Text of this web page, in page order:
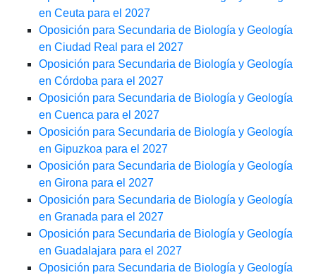
en Ceuta para el 2027
Oposición para Secundaria de Biología y Geología
en Ciudad Real para el 2027
Oposición para Secundaria de Biología y Geología
en Córdoba para el 2027
Oposición para Secundaria de Biología y Geología
en Cuenca para el 2027
Oposición para Secundaria de Biología y Geología
en Gipuzkoa para el 2027
Oposición para Secundaria de Biología y Geología
en Girona para el 2027
Oposición para Secundaria de Biología y Geología
en Granada para el 2027
Oposición para Secundaria de Biología y Geología
en Guadalajara para el 2027
Oposición para Secundaria de Biología y Geología